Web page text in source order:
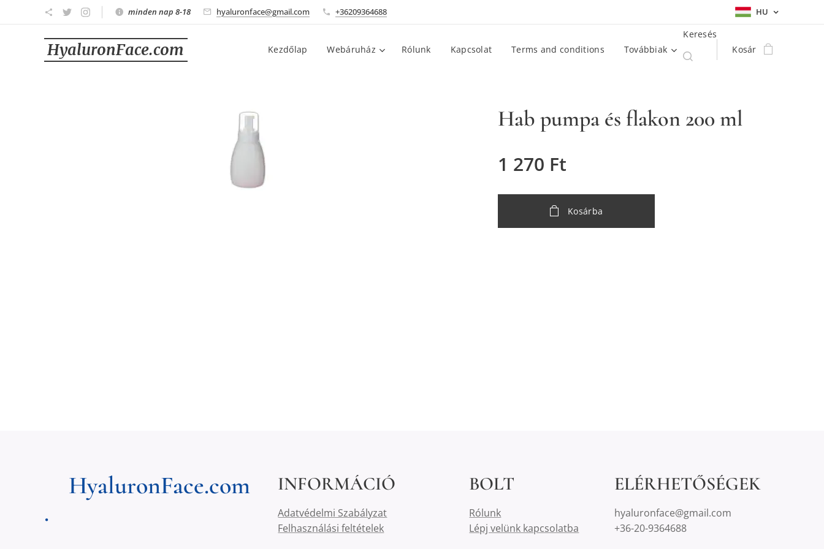
minden nap 8-18 hyaluronface@gmail.com +36209364688 HU
HyaluronFace.com Kezdőlap Webáruház Rólunk Kapcsolat Terms and conditions Továbbiak
Keresés
Kosár
Hab pumpa és flakon 200 ml
1 270 Ft
Kosárba
HyaluronFace.com
.
INFORMÁCIÓ
Adatvédelmi Szabályzat
Felhasználási feltételek
BOLT
Rólunk
Lépj velünk kapcsolatba
ELÉRHETŐSÉGEK
hyaluronface@gmail.com
+36-20-9364688